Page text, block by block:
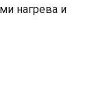
нагрева и